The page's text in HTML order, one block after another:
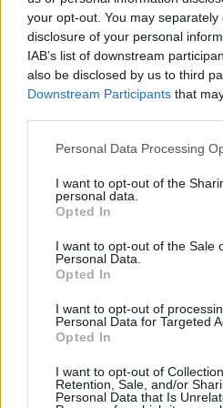
your opt-out. You may
disclosure of your personal
IAB’s list of downstream
also be disclosed by us to third
Downstream Participants that
Personal Data Processing
I want to opt-out of the
personal data.
Opted In
I want to opt-out of the Sale
Personal Data.
Opted In
I want to opt-out of
Personal Data for Targeted
Opted In
I want to opt-out of
Retention, Sale, and/or
Personal Data that Is
Δείτε
Ελλάδα
Ώρα να μπερδευτούμε
ρολόγια μία ώρα πίσω